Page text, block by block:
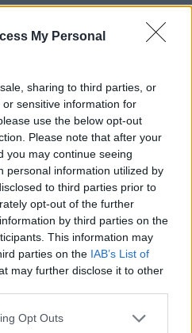
My Personal
sharing to third parties, or
sensitive information for
use the below opt-out
Please note that after your
you may continue seeing
personal information utilized by
to third parties prior to
opt-out of the further
by third parties on the
This information may
parties on the IAB’s List of
may further disclose it to other
Opt Outs
Mostrar zona